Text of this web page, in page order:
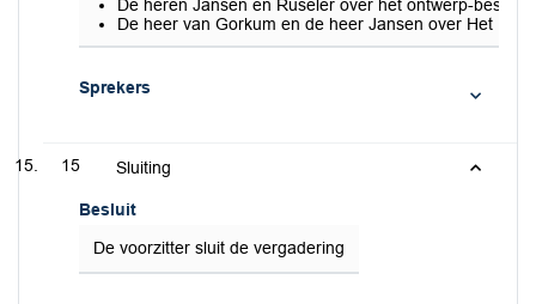
De heren Jansen en Ruseler over het ontwerp-
De heer van Gorkum en de heer Jansen over Het
Sprekers
15 Sluiting
Besluit
De voorzitter sluit de vergadering